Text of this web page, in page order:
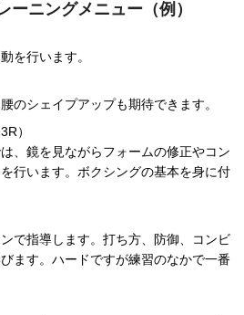
ーニングメニュー（例）
を行います。
のシェイプアップも期待できます。
）
、鏡を見ながらフォームの修正やコン
行います。ボクシングの基本を身に付
で指導します。打ち方、防御、コンビ
ます。ハードですが練習のなかで一番